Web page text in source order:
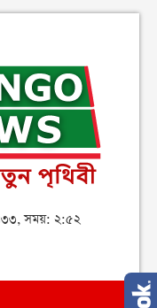
সময়: ২:৫২